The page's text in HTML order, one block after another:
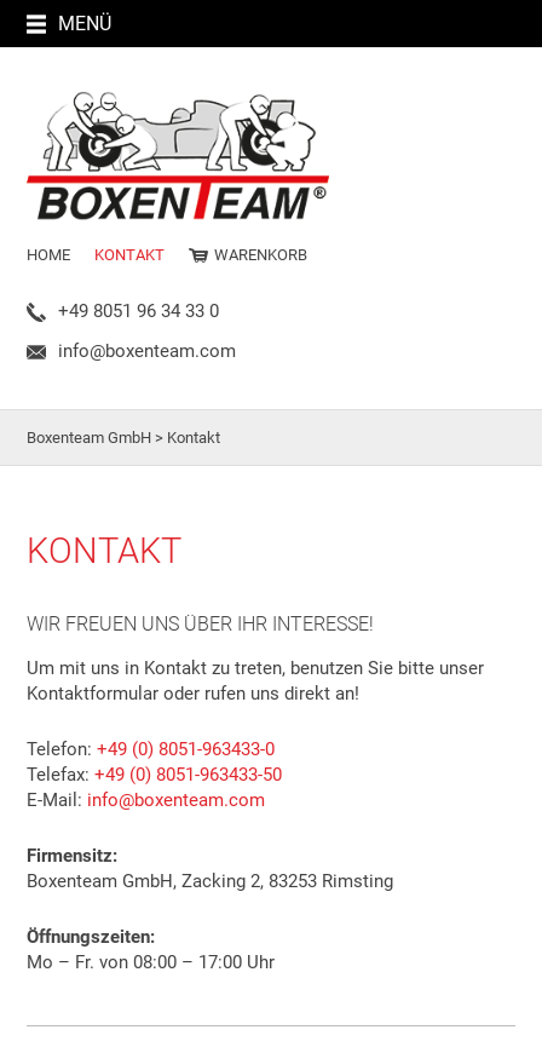
MENÜ
HOME KONTAKT WARENKORB
+49 8051 96 34 33 0
info@boxenteam.com
Boxenteam GmbH > Kontakt
KONTAKT
WIR FREUEN UNS ÜBER IHR INTERESSE!
Um mit uns in Kontakt zu treten, benutzen Sie bitte unser
Kontaktformular oder rufen uns direkt an!
Telefon:+49 (0) 8051-963433-0
Telefax:+49 (0) 8051-963433-50
E-Mail: info@boxenteam.com
Firmensitz:
Boxenteam GmbH, Zacking 2, 83253 Rimsting
Öffnungszeiten:
Mo – Fr. von 08:00 – 17:00 Uhr